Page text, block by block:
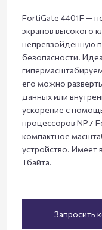
FortiGate 4401F —
экранов высокого
непревзойденную
безопасности.
его можно
данных или
ускорение с
процессоров NP7
компактное
устройство. Имеет
Тбайта.
Запросить